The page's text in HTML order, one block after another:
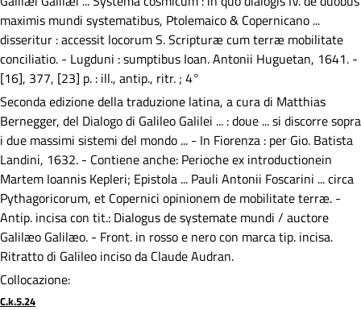
maximis mundi systematibus, Ptolemaico & Copernicano ...
disseritur : accessit locorum S. Scripturæ cum terræ mobilitate
conciliatio. - Lugduni : sumptibus Ioan. Antonii Huguetan, 1641. -
[16], 377, [23] p. : ill., antip., ritr. ; 4°
Seconda edizione della traduzione latina, a cura di Matthias
Bernegger, del Dialogo di Galileo Galilei ... : doue ... si discorre sopra
i due massimi sistemi del mondo ... - In Fiorenza : per Gio. Batista
Landini, 1632. - Contiene anche: Perioche ex introductionein
Martem Ioannis Kepleri; Epistola ... Pauli Antonii Foscarini ... circa
Pythagoricorum, et Copernici opinionem de mobilitate terræ. -
Antip. incisa con tit.: Dialogus de systemate mundi / auctore
Galilæo Galilæo. - Front. in rosso e nero con marca tip. incisa.
Ritratto di Galileo inciso da Claude Audran.
Collocazione:
C.k.5.24